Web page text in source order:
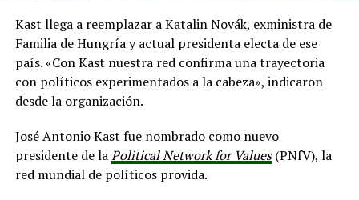
Kast llega a reemplazar a Katalin Novák, exministra de
Familia de Hungría y actual presidenta electa de ese
país. «Con Kast nuestra red confirma una trayectoria
con políticos experimentados a la cabeza», indicaron
desde la organización.
José Antonio Kast fue nombrado como nuevo
presidente de laPolitical Network for Values(PNfV), la
red mundial de políticos provida.